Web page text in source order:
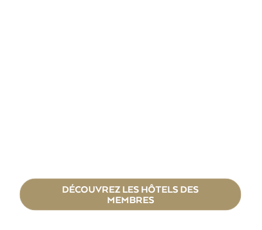
DÉCOUVREZ LES HÔTELS DES
MEMBRES